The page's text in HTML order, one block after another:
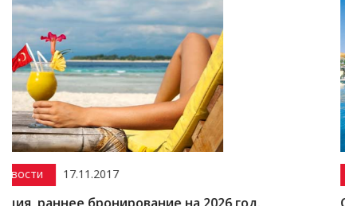
на 2026 год. Скидка до 50% на